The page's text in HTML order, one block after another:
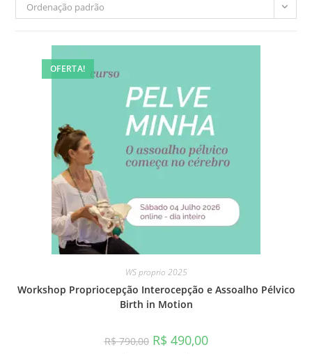
Ordenação padrão
OFERTA!
WS proprio 2025
Workshop Propriocepção Interocepção e Assoalho Pélvico
Birth in Motion
R$790,00 R$ 490,00